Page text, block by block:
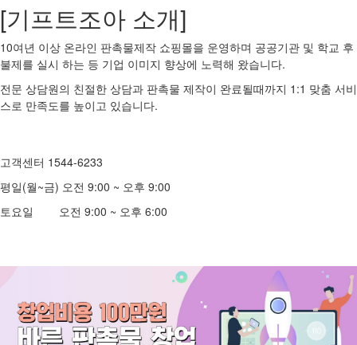
[기프트조아 소개]
10여년 이상 온라인 판촉물제작 쇼핑몰을 운영하며 공공기관 및 학교 후
불제를 실시 하는 등 기업 이미지 향상에 노력해 왔습니다.
전문 상담원의 친절한 상담과 판촉물 제작이 완료될때까지 1:1 맞춤 서비
스로 만족도를 높이고 있습니다.
고객센터 1544-6233
평일(월~금) 오전 9:00 ~ 오후 9:00
토요일 오전 9:00 ~ 오후 6:00